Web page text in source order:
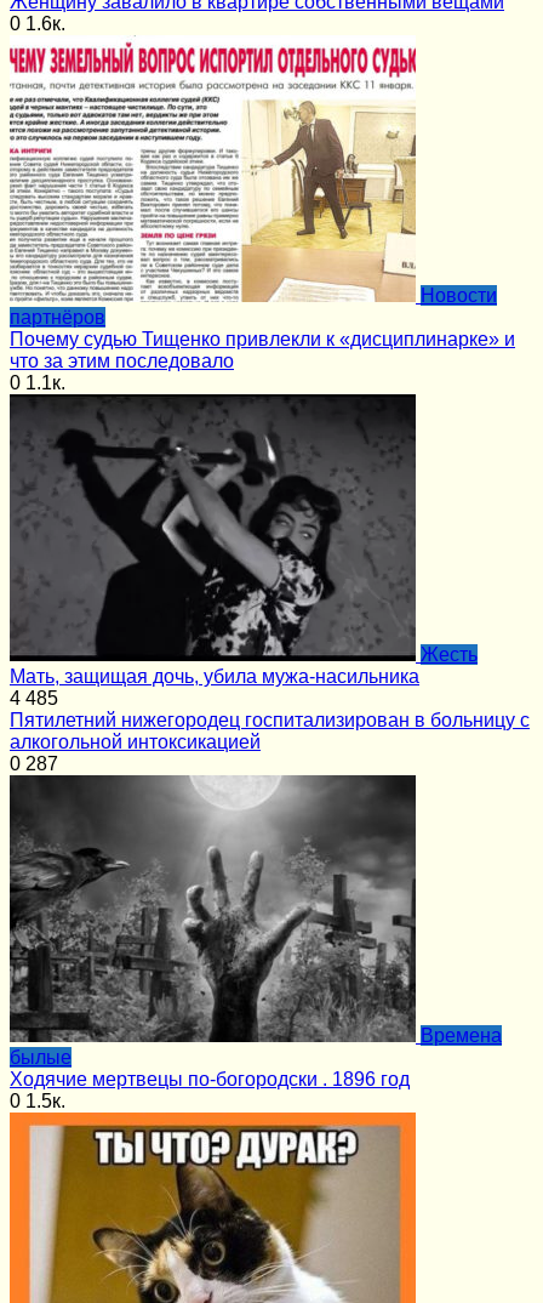
0 1.6к.
Новости
партнёров
Почему судью Тищенко привлекли к «дисциплинарке» и
что за этим последовало
0 1.1к.
Жесть
Мать, защищая дочь, убила мужа-насильника
4 485
Пятилетний нижегородец госпитализирован в больницу с
алкогольной интоксикацией
0 287
Времена
былые
Ходячие мертвецы по-богородски . 1896 год
0 1.5к.